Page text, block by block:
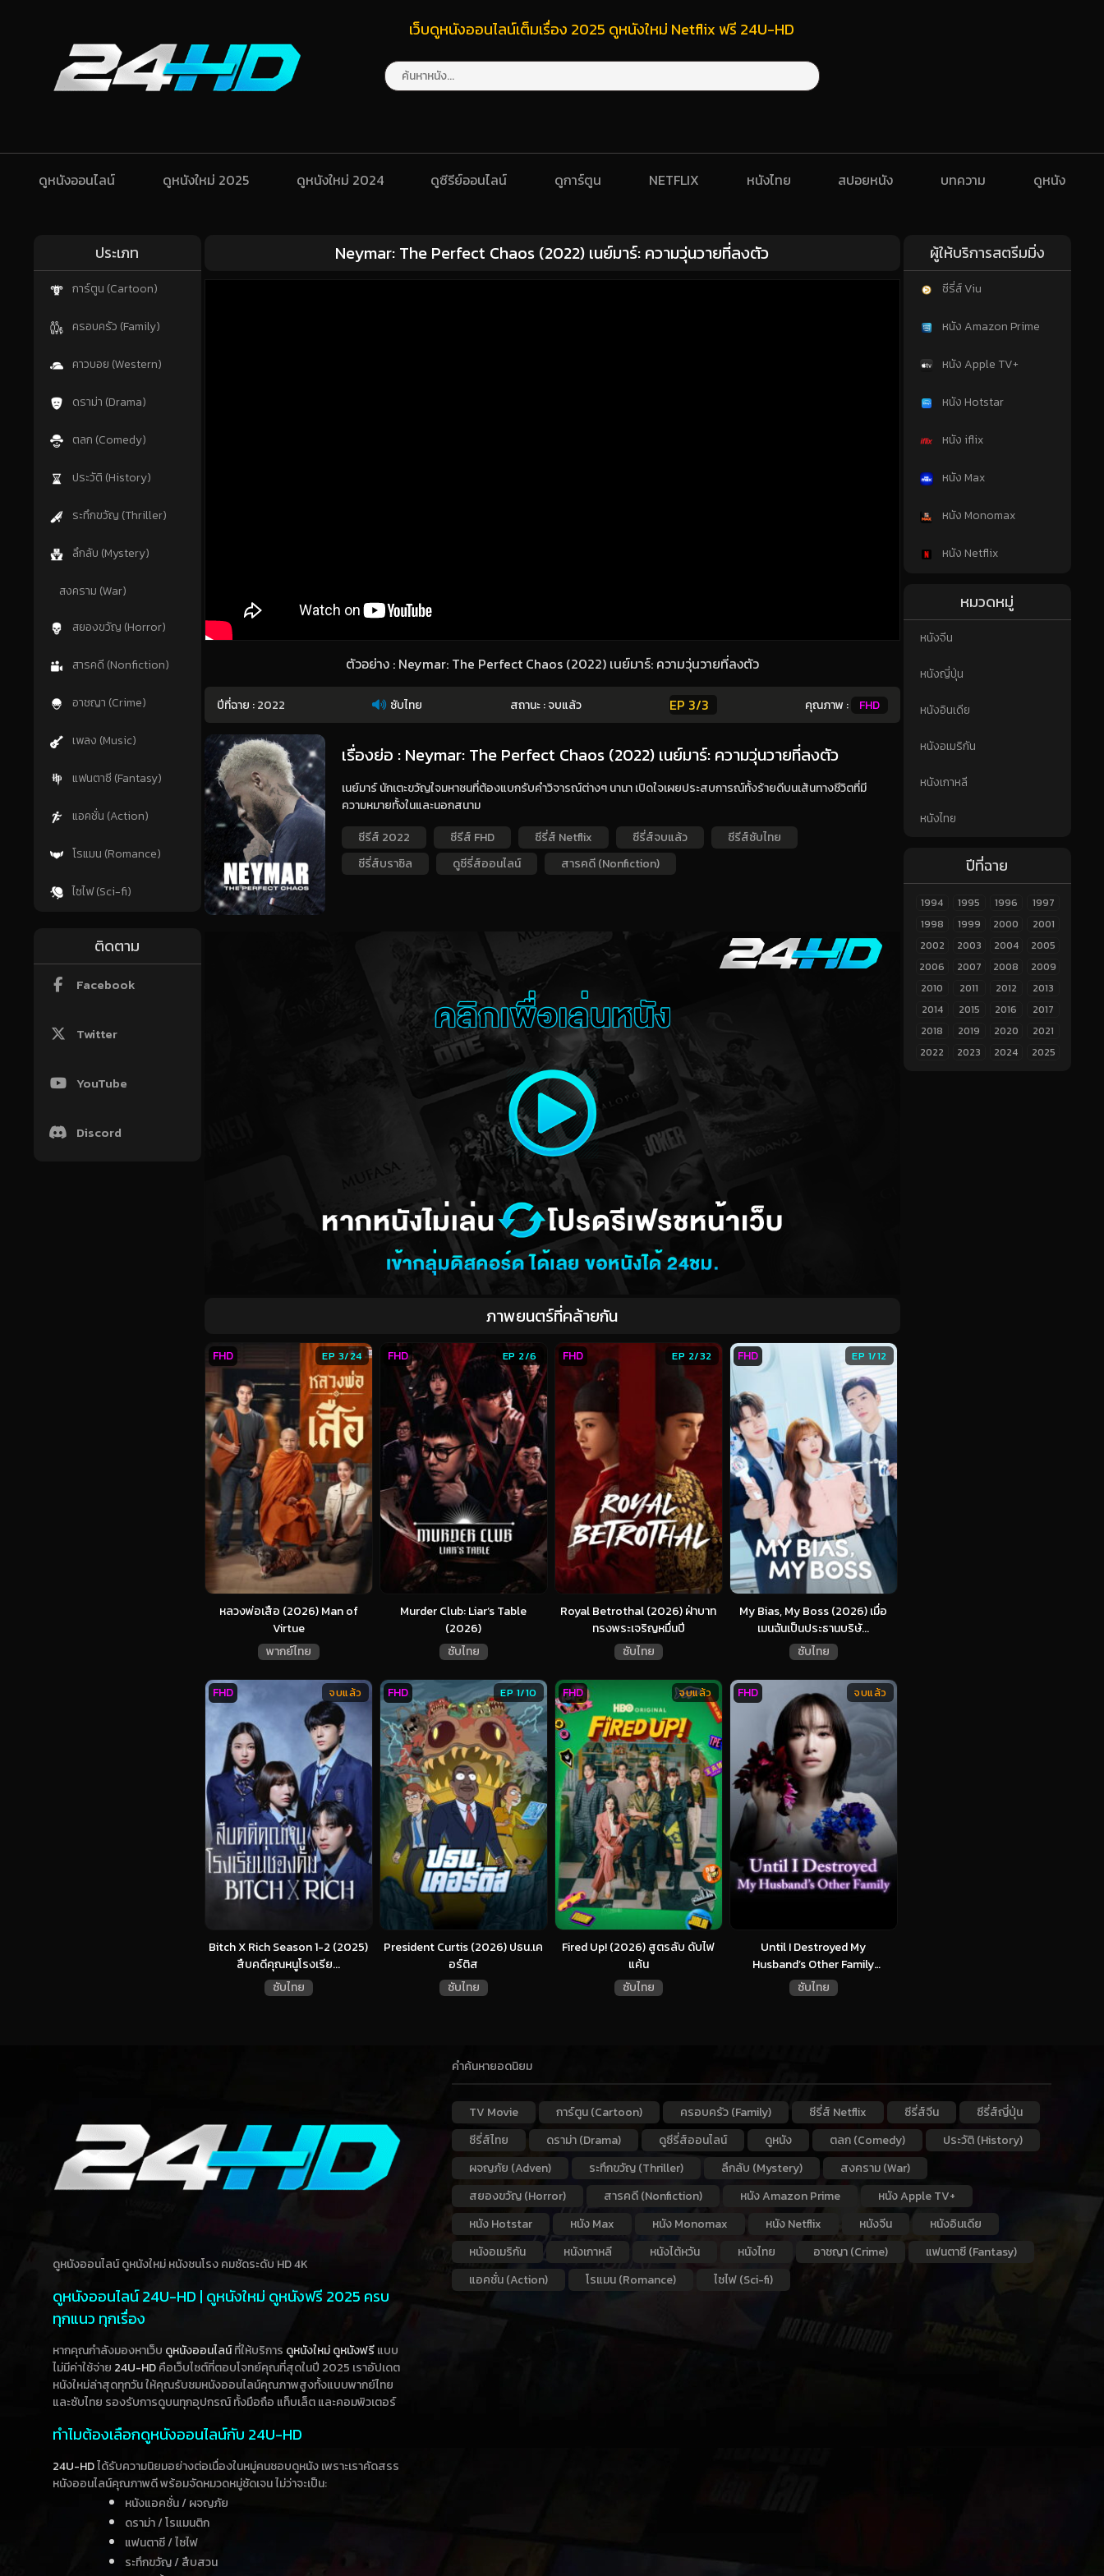
เว็บดูหนังออนไลน์เต็มเรื่อง 2025 ดูหนังใหม่ Netflix ฟรี 24U-HD
ดูหนังออนไลน์ ดูหนังใหม่ 2025 ดูหนังใหม่ 2024 ดูซีรีย์ออนไลน์ ดูการ์ตูน NETFLIX หนังไทย สปอยหนัง บทความ ดูหนัง
ประเภท
การ์ตูน (Cartoon)
ครอบครัว (Family)
คาวบอย (Western)
ดราม่า (Drama)
ตลก (Comedy)
ประวัติ (History)
ระทึกขวัญ (Thriller)
ลึกลับ (Mystery)
สงคราม (War)
สยองขวัญ (Horror)
สารคดี (Nonfiction)
อาชญา (Crime)
เพลง (Music)
แฟนตาซี (Fantasy)
แอคชั่น (Action)
โรแมน (Romance)
ไซไฟ (Sci-fi)
ติดตาม
Facebook
Twitter
YouTube
Discord
Neymar: The Perfect Chaos (2022) เนย์มาร์: ความวุ่นวายที่ลงตัว
ตัวอย่าง : Neymar: The Perfect Chaos (2022) เนย์มาร์: ความวุ่นวายที่ลงตัว
ปีที่ฉาย :2022 ซับไทย สถานะ : จบแล้ว EP 3/3 คุณภาพ : FHD
เรื่องย่อ : Neymar: The Perfect Chaos (2022) เนย์มาร์: ความวุ่นวายที่ลงตัว
เนย์มาร์ นักเตะขวัญใจมหาชนที่ต้องแบกรับคำวิจารณ์ต่างๆ นานา เปิดใจเผยประสบการณ์ทั้งร้ายดีบนเส้นทางชีวิตที่มี
ความหมายทั้งในและนอกสนาม
ซีรีส์ 2022
ซีรีส์ FHD ซีรี่ส์ Netflix ซีรี่ส์จบแล้ว
ซีรีส์ซับไทย
ซีรี่ส์บราซิล
ดูซีรี่ส์ออนไลน์ สารคดี (Nonfiction)
ภาพยนตร์ที่คล้ายกัน
หลวงพ่อเสือ (2026) Man of
Virtue
พากย์ไทย
EP 3/24
FHD
Murder Club: Liar’s Table
(2026)
ซับไทย
EP 2/6
FHD
Royal Betrothal (2026) ฝ่าบาท
ทรงพระเจริญหมื่นปี
ซับไทย
EP 2/32
FHD
My Bias, My Boss (2026) เมื่อ
เมนฉันเป็นประธานบริษั...
ซับไทย
EP 1/12
FHD
Bitch X Rich Season 1-2 (2025)
สืบคดีคุณหนูโรงเรีย...
ซับไทย
จบแล้ว
FHD
President Curtis (2026) ปธน.เค
อร์ติส
ซับไทย
EP 1/10
FHD
Fired Up! (2026) สูตรลับ ดับไฟ
แค้น
ซับไทย
จบแล้ว
FHD
Until I Destroyed My
Husband’s Other Family
(2024)...
ซับไทย
จบแล้ว
FHD
ผู้ให้บริการสตรีมมิ่ง
ซีรี่ส์ Viu
หนัง Amazon Prime
หนัง Apple TV+
หนัง Hotstar
หนัง iflix
หนัง Max
หนัง Monomax
หนัง Netflix
หมวดหมู่
หนังจีน
หนังญี่ปุ่น
หนังอินเดีย
หนังอเมริกัน
หนังเกาหลี
หนังไทย
ปีที่ฉาย
1994 1995 1996
1997
1998
1999 2000
2001
2002
2003 2004
2005
2006
2007 2008
2009
2010
2011 2012
2013
2014
2015 2016
2017
2018
2019 2020
2021
2022
2023 2024 2025
ดูหนังออนไลน์ ดูหนังใหม่ หนังชนโรง คมชัดระดับ HD 4K
ดูหนังออนไลน์ 24U-HD | ดูหนังใหม่ ดูหนังฟรี 2025 ครบ
ทุกแนว ทุกเรื่อง
หากคุณกำลังมองหาเว็บ ดูหนังออนไลน์ที่ให้บริการ ดูหนังใหม่ดูหนังฟรีแบบ
ไม่มีค่าใช้จ่าย 24U-HDคือเว็บไซต์ที่ตอบโจทย์คุณที่สุดในปี 2025 เราอัปเดต
หนังใหม่ล่าสุดทุกวัน ให้คุณรับชมหนังออนไลน์คุณภาพสูงทั้งแบบพากย์ไทย
และซับไทย รองรับการดูบนทุกอุปกรณ์ ทั้งมือถือ แท็บเล็ต และคอมพิวเตอร์
ทำไมต้องเลือกดูหนังออนไลน์กับ 24U-HD
24U-HDได้รับความนิยมอย่างต่อเนื่องในหมู่คนชอบดูหนัง เพราะเราคัดสรร
หนังออนไลน์คุณภาพดี พร้อมจัดหมวดหมู่ชัดเจน ไม่ว่าจะเป็น:
หนังแอคชั่น / ผจญภัย
ดราม่า / โรแมนติก
แฟนตาซี / ไซไฟ
ระทึกขวัญ / สืบสวน
คำค้นหายอดนิยม
TV Movie การ์ตูน (Cartoon) ครอบครัว (Family) ซีรี่ส์ Netflix ซีรี่ส์จีน
ซีรี่ส์ญี่ปุ่น
ซีรี่ส์ไทย
ดราม่า (Drama) ดูซีรี่ส์ออนไลน์ ดูหนัง ตลก (Comedy)
ประวัติ (History)
ผจญภัย (Adven)
ระทึกขวัญ (Thriller) ลึกลับ (Mystery)
สงคราม (War)
สยองขวัญ (Horror)
สารคดี (Nonfiction) หนัง Amazon Prime
หนัง Apple TV+
หนัง Hotstar
หนัง Max หนัง Monomax หนัง Netflix หนังจีน
หนังอินเดีย
หนังอเมริกัน
หนังเกาหลี หนังไต้หวัน หนังไทย อาชญา (Crime)
แฟนตาซี (Fantasy)
แอคชั่น (Action)
โรแมน (Romance) ไซไฟ (Sci-fi)